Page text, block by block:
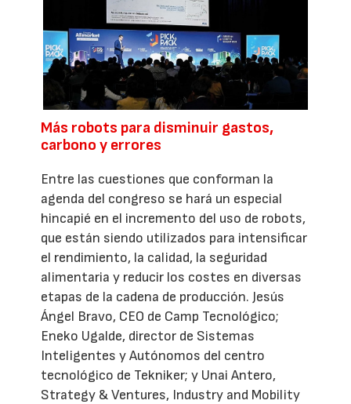
Más robots para disminuir gastos,
carbono y errores
Entre las cuestiones que conforman la
agenda del congreso se hará un especial
hincapié en el incremento del uso de robots,
que están siendo utilizados para intensificar
el rendimiento, la calidad, la seguridad
alimentaria y reducir los costes en diversas
etapas de la cadena de producción. Jesús
Ángel Bravo, CEO de Camp Tecnológico;
Eneko Ugalde, director de Sistemas
Inteligentes y Autónomos del centro
tecnológico de Tekniker; y Unai Antero,
Strategy & Ventures, Industry and Mobility